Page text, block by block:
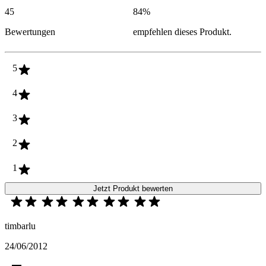
45
Bewertungen
84%
empfehlen dieses Produkt.
5
4
3
2
1
Jetzt Produkt bewerten
timbarlu
24/06/2012